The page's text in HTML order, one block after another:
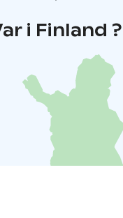
i Finland ?